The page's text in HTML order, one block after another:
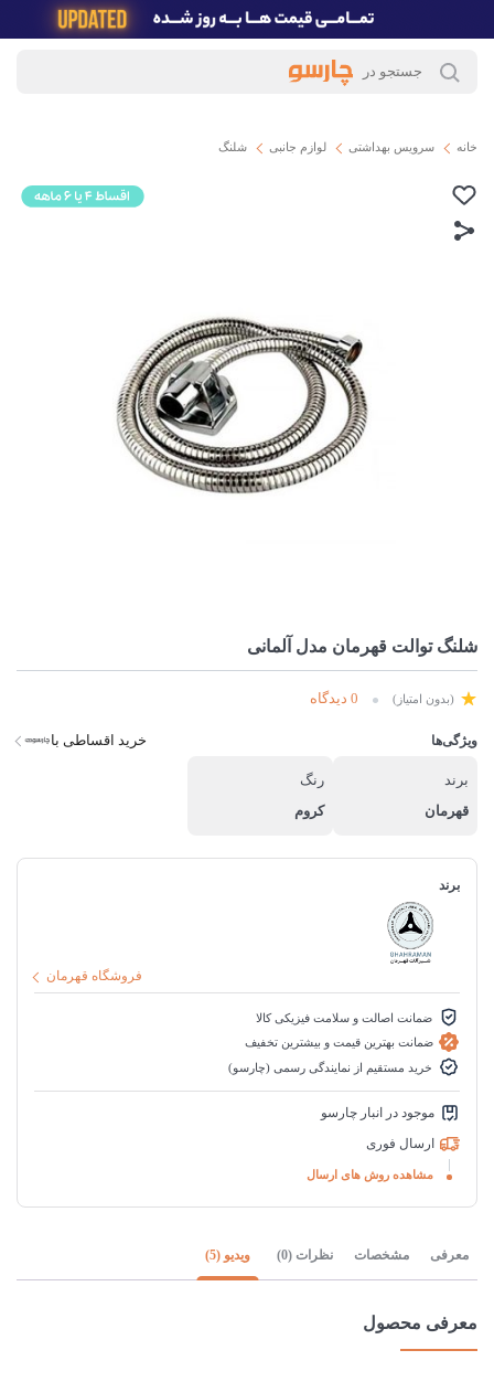
خانه سرویس بهداشتی لوازم جانبی شلنگ
شلنگ توالت قهرمان مدل آلمانی
(بدون امتیاز) 0 دیدگاه
ویژگی‌ها خرید اقساطی با
برند
قهرمان
رنگ
کروم
برند
فروشگاه قهرمان
ضمانت اصالت و سلامت فیزیکی کالا
ضمانت بهترین قیمت و بیشترین تخفیف
خرید مستقیم از نمایندگی رسمی (چارسو)
موجود در انبار چارسو
ارسال فوری
مشاهده روش های ارسال
معرفی مشخصات نظرات (0) ویدیو (5)
معرفی محصول